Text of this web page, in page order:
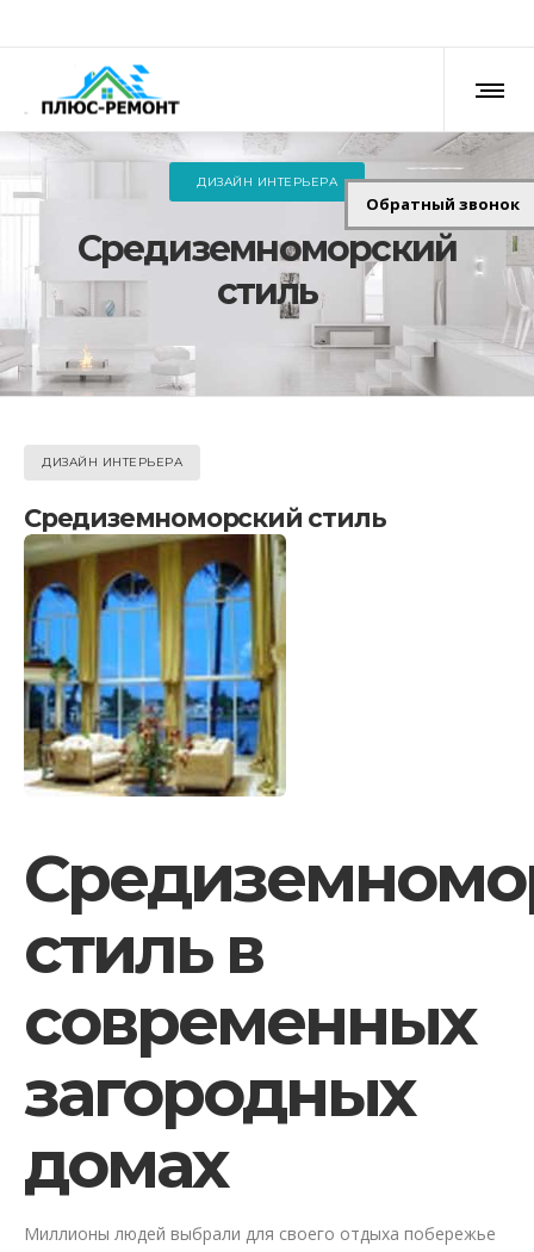
ДИЗАЙН ИНТЕРЬЕРА
Средиземноморский
стиль
ДИЗАЙН ИНТЕРЬЕРА
Средиземноморский стиль
стиль в
современных
загородных
домах
Миллионы людей выбрали для своего отдыха побережье
Обратный звонок